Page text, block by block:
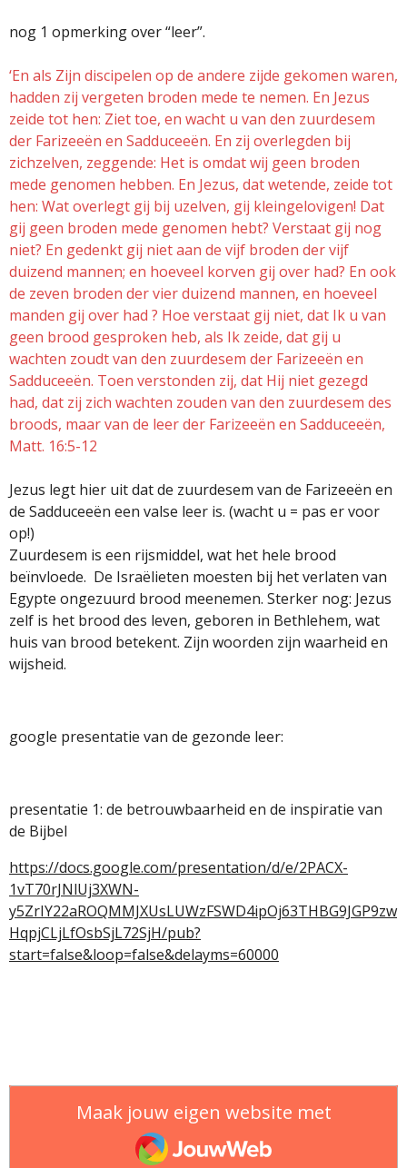
nog 1 opmerking over “leer”.
‘En als Zijn discipelen op de andere zijde gekomen waren,
hadden zij vergeten broden mede te nemen. En Jezus
zeide tot hen: Ziet toe, en wacht u van den zuurdesem
der Farizeeën en Sadduceeën. En zij overlegden bij
zichzelven, zeggende: Het is omdat wij geen broden
mede genomen hebben. En Jezus, dat wetende, zeide tot
hen: Wat overlegt gij bij uzelven, gij kleingelovigen! Dat
gij geen broden mede genomen hebt? Verstaat gij nog
niet? En gedenkt gij niet aan de vijf broden der vijf
duizend mannen; en hoeveel korven gij over had? En ook
de zeven broden der vier duizend mannen, en hoeveel
manden gij over had ? Hoe verstaat gij niet, dat Ik u van
geen brood gesproken heb, als Ik zeide, dat gij u
wachten zoudt van den zuurdesem der Farizeeën en
Sadduceeën. Toen verstonden zij, dat Hij niet gezegd
had, dat zij zich wachten zouden van den zuurdesem des
broods, maar van de leer der Farizeeën en Sadduceeën,
Matt. 16:5-12
Jezus legt hier uit dat de zuurdesem van de Farizeeën en
de Sadduceeën een valse leer is. (wacht u = pas er voor
op!)
Zuurdesem is een rijsmiddel, wat het hele brood
beïnvloede. De Israëlieten moesten bij het verlaten van
Egypte ongezuurd brood meenemen. Sterker nog: Jezus
zelf is het brood des leven, geboren in Bethlehem, wat
huis van brood betekent. Zijn woorden zijn waarheid en
wijsheid.
google presentatie van de gezonde leer:
presentatie 1: de betrouwbaarheid en de inspiratie van
de Bijbel
https://docs.google.com/presentation/d/e/2PACX-
1vT70rJNlUj3XWN-
y5ZrIY22aROQMMJXUsLUWzFSWD4ipOj63THBG9JGP9zw
HqpjCLjLfOsbSjL72SjH/pub?
start=false&loop=false&delayms=60000
Maak jouw eigen website met
JouwWeb